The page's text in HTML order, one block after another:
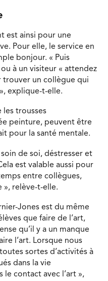
est ainsi pour une
Pour elle, le service en
bonjour. « Puis
à un visiteur « attendez
trouver un collègue qui
explique-t-elle.
les trousses
peinture, peuvent être
pour la santé mentale.
de soi, déstresser et
est valable aussi pour
entre collègues,
», relève-t-elle.
Jones est du même
que faire de l’art,
qu’il y a un manque
l’art. Lorsque nous
sortes d’activités à
dans la vie
contact avec l’art »,